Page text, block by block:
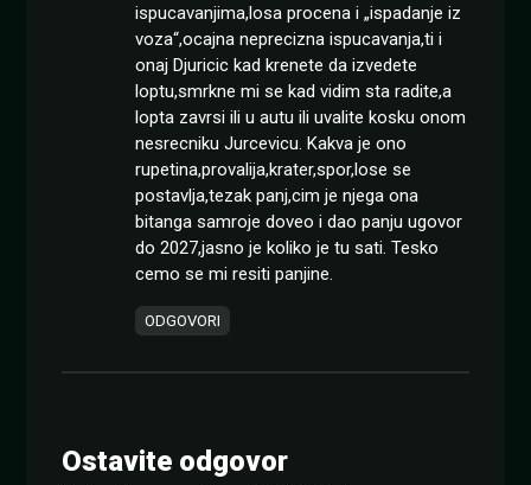
ispucavanjima,losa procena i „ispadanje iz
voza“,ocajna neprecizna ispucavanja,ti i
onaj Djuricic kad krenete da izvedete
loptu,smrkne mi se kad vidim sta radite,a
lopta zavrsi ili u autu ili uvalite kosku onom
nesrecniku Jurcevicu. Kakva je ono
rupetina,provalija,krater,spor,lose se
postavlja,tezak panj,cim je njega ona
bitanga samroje doveo i dao panju ugovor
do 2027,jasno je koliko je tu sati. Tesko
cemo se mi resiti panjine.
ODGOVORI
Ostavite odgovor